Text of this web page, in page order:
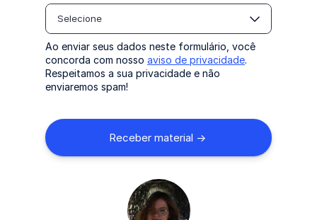
Selecione
Ao enviar seus dados neste formulário, você
concorda com nosso aviso de privacidade.
Respeitamos a sua privacidade e não
enviaremos spam!